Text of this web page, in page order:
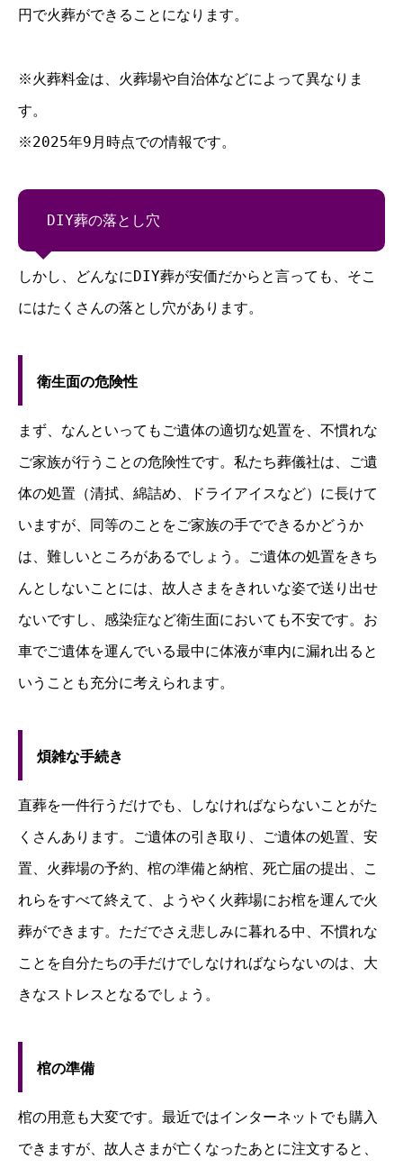
円で火葬ができることになります。
※火葬料金は、火葬場や自治体などによって異なりま
す。
※2025年9月時点での情報です。
DIY葬の落とし穴
しかし、どんなにDIY葬が安価だからと言っても、そこ
にはたくさんの落とし穴があります。
衛生面の危険性
まず、なんといってもご遺体の適切な処置を、不慣れな
ご家族が行うことの危険性です。私たち葬儀社は、ご遺
体の処置（清拭、綿詰め、ドライアイスなど）に長けて
いますが、同等のことをご家族の手でできるかどうか
は、難しいところがあるでしょう。ご遺体の処置をきち
んとしないことには、故人さまをきれいな姿で送り出せ
ないですし、感染症など衛生面においても不安です。お
車でご遺体を運んでいる最中に体液が車内に漏れ出ると
いうことも充分に考えられます。
煩雑な手続き
直葬を一件行うだけでも、しなければならないことがた
くさんあります。ご遺体の引き取り、ご遺体の処置、安
置、火葬場の予約、棺の準備と納棺、死亡届の提出、こ
れらをすべて終えて、ようやく火葬場にお棺を運んで火
葬ができます。ただでさえ悲しみに暮れる中、不慣れな
ことを自分たちの手だけでしなければならないのは、大
きなストレスとなるでしょう。
棺の準備
棺の用意も大変です。最近ではインターネットでも購入
できますが、故人さまが亡くなったあとに注文すると、